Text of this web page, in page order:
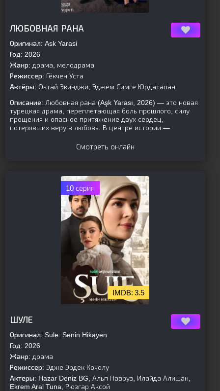
ЛЮБОВНАЯ РАНА
Оригинал: Ask Yarasi
Год: 2026
Жанр: драма, мелодрама
Режиссер: Гёкчен Уста
Актёры: Октай Экинджи, Эджем Симге Юрдатапан
Описание: Любовная рана (Aşk Yarası, 2026) — это новая
турецкая драма, переплетающая боль прошлого, силу
прощения и опасное притяжение двух сердец,
потерявших веру в любовь. В центре истории —
Смотреть онлайн
10 серия
3.5
ШУЛЕ
Оригинал: Sule: Senin Hikayen
Год: 2026
Жанр: драма
Режиссер: Эдже Эрдек Кочолу
Актёры: Hazar Deniz BG, Альп Навруз, Илайда Алишан,
Ekrem Aral Tuna, Рюзгар Аксой